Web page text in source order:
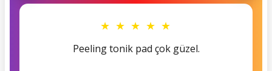
★ ★ ★ ★ ★
Peeling tonik pad çok güzel.